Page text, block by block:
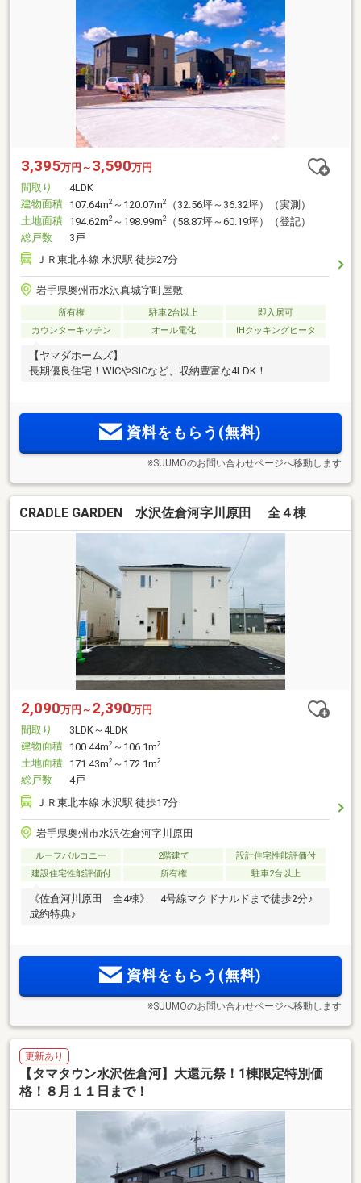
3,395万円～ 3,590万円
間取り
4LDK
建物面積 107.64m2 ～120.07m2
（32.56坪～36.32坪）（実測）
土地面積 194.62m2 ～198.99m2
（58.87坪～60.19坪）（登記）
総戸数
3戸
ＪＲ東北本線 水沢駅 徒歩27分
岩手県奥州市水沢真城字町屋敷
所有権 駐車2台以上
即入居可
カウンターキッチン
オール電化 IHクッキングヒータ
【ヤマダホームズ】
長期優良住宅！WICやSICなど、収納豊富な4LDK！
資料をもらう(無料)
※SUUMOのお問い合わせページへ移動します
CRADLE GARDEN 水沢佐倉河字川原田 全４棟
2,090万円～ 2,390万円
間取り
3LDK～4LDK
建物面積 100.44m2 ～106.1m2
土地面積 171.43m2 ～172.1m2
総戸数
4戸
ＪＲ東北本線 水沢駅 徒歩17分
岩手県奥州市水沢佐倉河字川原田
ルーフバルコニー 2階建て
設計住宅性能評価付
建設住宅性能評価付
所有権 駐車2台以上
《佐倉河川原田 全4棟》 4号線マクドナルドまで徒歩2分♪
成約特典♪
資料をもらう(無料)
※SUUMOのお問い合わせページへ移動します
更新あり
【タマタウン水沢佐倉河】大還元祭！1棟限定特別価
格！８月１１日まで！